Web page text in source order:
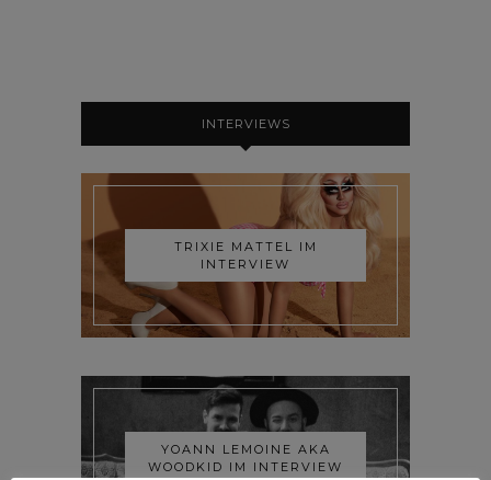
INTERVIEWS
TRIXIE MATTEL IM
INTERVIEW
YOANN LEMOINE AKA
WOODKID IM INTERVIEW